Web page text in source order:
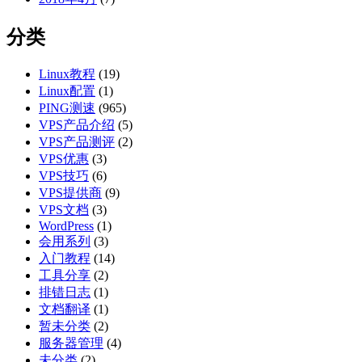
分类
Linux教程 (19)
Linux配置 (1)
PING测速 (965)
VPS产品介绍 (5)
VPS产品测评 (2)
VPS优惠 (3)
VPS技巧 (6)
VPS提供商 (9)
VPS文档 (3)
WordPress (1)
会用系列 (3)
入门教程 (14)
工具分享 (2)
排错日志 (1)
文档翻译 (1)
暂未分类 (2)
服务器管理 (4)